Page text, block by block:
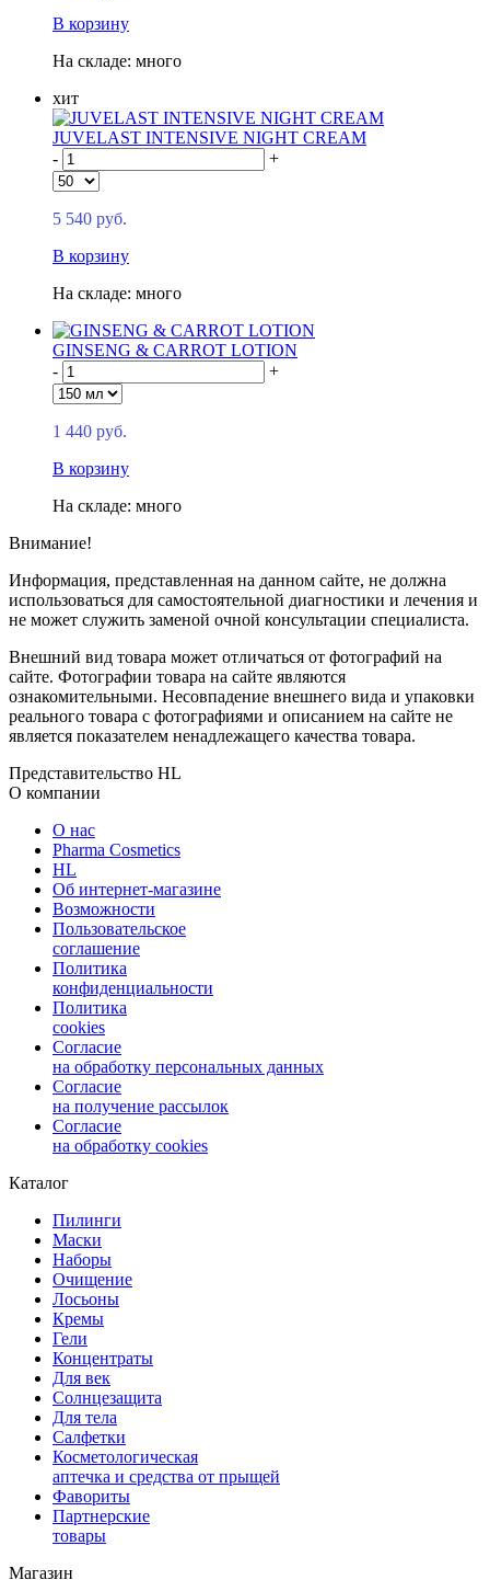
В корзину
На складе: много
хит
JUVELAST INTENSIVE NIGHT CREAM
-
+
5 540 руб.
В корзину
На складе: много
GINSENG & CARROT LOTION
-
+
1 440 руб.
В корзину
На складе: много
Внимание!
Информация, представленная на данном сайте, не должна
использоваться для самостоятельной диагностики и лечения и
не может служить заменой очной консультации специалиста.
Внешний вид товара может отличаться от фотографий на
сайте. Фотографии товара на сайте являются
ознакомительными. Несовпадение внешнего вида и упаковки
реального товара с фотографиями и описанием на сайте не
является показателем ненадлежащего качества товара.
Представительство HL
О компании
О нас
Pharma Cosmetics
HL
Об интернет-магазине
Возможности
Пользовательское
соглашение
Политика
конфиденциальности
Политика
cookies
Согласие
на обработку персональных данных
Согласие
на получение рассылок
Согласие
на обработку cookies
Каталог
Пилинги
Маски
Наборы
Очищение
Лосьоны
Кремы
Гели
Концентраты
Для век
Солнцезащита
Для тела
Салфетки
Косметологическая
аптечка и средства от прыщей
Фавориты
Партнерские
товары
Магазин